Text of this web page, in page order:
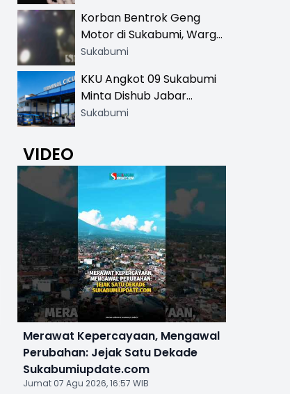
Korban Bentrok Geng
Motor di Sukabumi, Warga
dan Sopir Tangki
Sukabumi
KKU Angkot 09 Sukabumi
Minta Dishub Jabar
Tertibkan Trayek Ciawi-
Sukabumi
VIDEO
Merawat Kepercayaan, Mengawal
Perubahan: Jejak Satu Dekade
Sukabumiupdate.com
Jumat 07 Agu 2026, 16:57 WIB